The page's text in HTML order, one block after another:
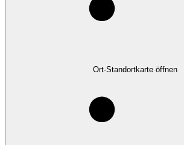
Ort-Standortkarte öffnen